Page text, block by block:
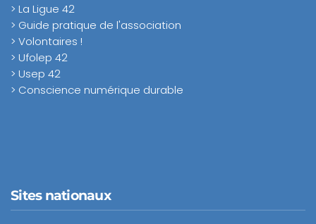
> La Ligue 42
> Guide pratique de l'association
> Volontaires !
> Ufolep 42
> Usep 42
> Conscience numérique durable
Sites nationaux